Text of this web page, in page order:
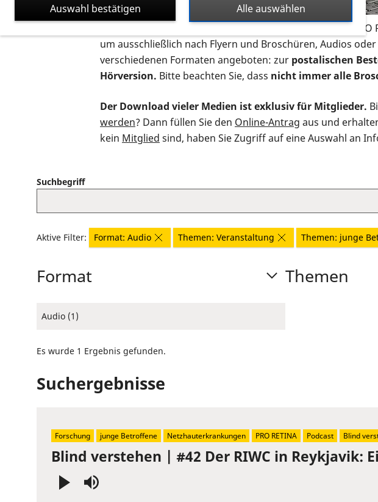
Auf dieser Seite finden Sie sämtliches Infomaterial der
um ausschließlich nach Flyern und Broschüren, Audios
verschiedenen Formaten angeboten: zur postalischen
Hörversion. Bitte beachten Sie, dass nicht immer alle
Der Download vieler Medien ist exklusiv für Mitglieder.
werden? Dann füllen Sie den Online-Antrag aus und
kein Mitglied sind, haben Sie Zugriff auf eine Auswahl an
Suchbegriff
Aktive Filter: Format: Audio Themen: Veranstaltung Themen: junge
Format
Audio (1)
Themen
Es wurde 1 Ergebnis gefunden.
Suchergebnisse
Blind verstehen | #42 Der RIWC in Reykjavik:
Forschung junge Betroffene Netzhauterkrankungen PRO RETINA Podcast Blind
Alle auswählen
Auswahl bestätigen